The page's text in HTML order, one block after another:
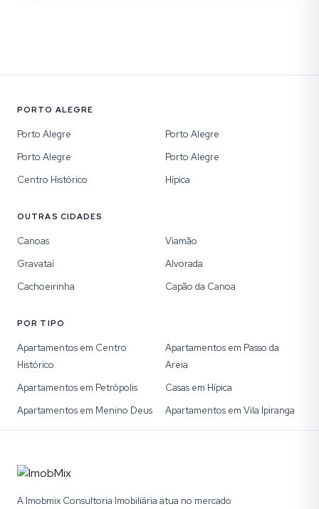
PORTO ALEGRE
Porto Alegre
Porto Alegre
Porto Alegre
Porto Alegre
Centro Histórico
Hípica
OUTRAS CIDADES
Canoas
Viamão
Gravataí
Alvorada
Cachoeirinha
Capão da Canoa
POR TIPO
Apartamentos em Centro
Histórico
Apartamentos em Passo da
Areia
Apartamentos em Petrópolis
Casas em Hípica
Apartamentos em Menino Deus
Apartamentos em Vila Ipiranga
A Imobmix Consultoria Imobiliária atua no mercado